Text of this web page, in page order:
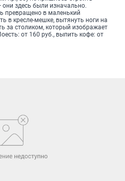
они здесь были изначально.
превращено в маленький
в кресле-мешке, вытянуть ноги на
за столиком, который изображает
от 160 руб., выпить кофе: от